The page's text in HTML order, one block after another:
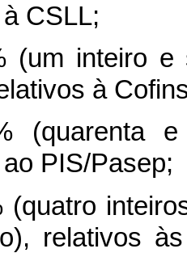
CSLL;
(um inteiro e
à
(quarenta
PIS/Pasep;
(quatro
relativos